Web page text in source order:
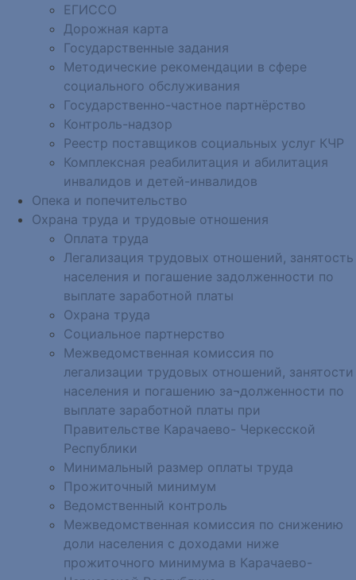
ЕГИССО
Дорожная карта
Государственные задания
Методические рекомендации в сфере
социального обслуживания
Государственно-частное партнёрство
Контроль-надзор
Реестр поставщиков социальных услуг КЧР
Комплексная реабилитация и абилитация
инвалидов и детей-инвалидов
Опека и попечительство
Охрана труда и трудовые отношения
Оплата труда
Легализация трудовых отношений, занятость
населения и погашение задолженности по
выплате заработной платы
Охрана труда
Социальное партнерство
Межведомственная комиссия по
легализации трудовых отношений, занятости
населения и погашению за¬долженности по
выплате заработной платы при
Правительстве Карачаево- Черкесской
Республики
Минимальный размер оплаты труда
Прожиточный минимум
Ведомственный контроль
Межведомственная комиссия по снижению
доли населения с доходами ниже
прожиточного минимума в Карачаево-